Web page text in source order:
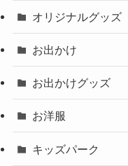
オリジナルグッズ
お出かけ
お出かけグッズ
お洋服
キッズパーク